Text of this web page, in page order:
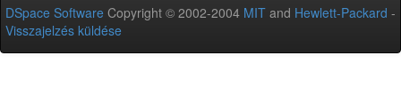
DSpace Software Copyright © 2002-2004 MIT and Hewlett-Packard -
Visszajelzés küldése